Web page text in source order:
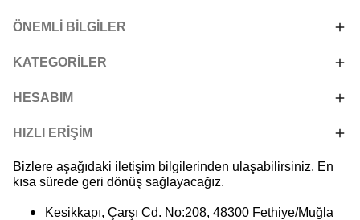
ÖNEMLİ BİLGİLER
KATEGORİLER
HESABIM
HIZLI ERİŞİM
Bizlere aşağıdaki iletişim bilgilerinden ulaşabilirsiniz. En
kısa sürede geri dönüş sağlayacağız.
Kesikkapı, Çarşı Cd. No:208, 48300 Fethiye/Muğla